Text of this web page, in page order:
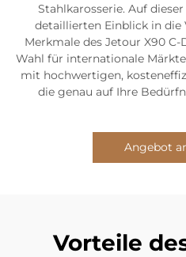
Stahlkarosserie. Auf
detaillierten Einblick in die
Merkmale des Jetour X90
Wahl für internationale
mit hochwertigen,
die genau auf Ihre
Angebot
Vorteile